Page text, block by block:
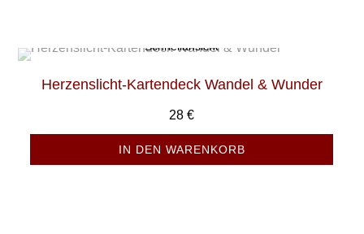
Schnellansicht
Herzenslicht-Kartendeck Wandel & Wunder
28€
IN DEN WARENKORB